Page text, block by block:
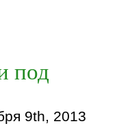
под
9th, 2013